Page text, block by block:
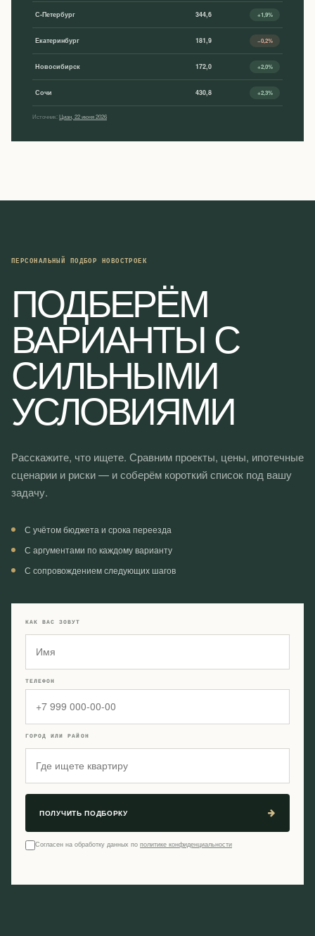
С-Петербург 344,6 +1,9%
Екатеринбург 181,9 −0,2%
Новосибирск 172,0 +2,0%
Сочи 430,8 +2,3%
Источник:Циан, 22 июня 2026
ПЕРСОНАЛЬНЫЙ ПОДБОР НОВОСТРОЕК
ПОДБЕРЁМ
ВАРИАНТЫ С
СИЛЬНЫМИ
УСЛОВИЯМИ
Расскажите, что ищете. Сравним проекты, цены, ипотечные
сценарии и риски — и соберём короткий список под вашу
задачу.
С учётом бюджета и срока переезда
С аргументами по каждому варианту
С сопровождением следующих шагов
КАК ВАС ЗОВУТ
ТЕЛЕФОН
ГОРОД ИЛИ РАЙОН
ПОЛУЧИТЬ ПОДБОРКУ
Согласен на обработку данных по политике конфиденциальности